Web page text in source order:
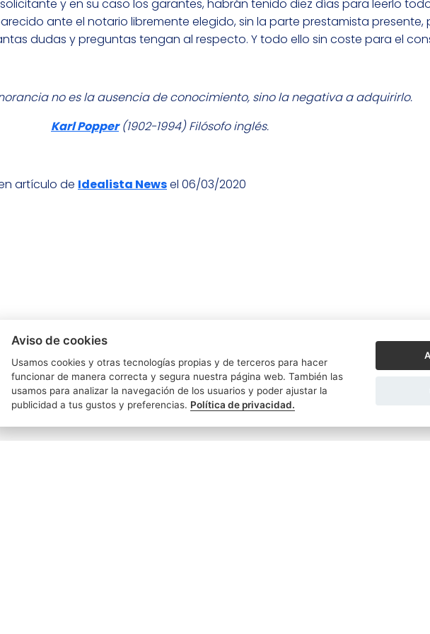
y en su caso los garantes, habrán tenido diez días para leerlo
ante el notario libremente elegido, sin la parte prestamista presente,
dudas y preguntas tengan al respecto. Y todo ello sin coste para el
no es la ausencia de conocimiento, sino la negativa a adquirirlo.
Karl Popper(1902-1994) Filósofo inglés.
artículo de Idealista Newsel 06/03/2020
e Inmuebles
Aviso de cookies
Usamos cookies y otras tecnologías propias y de terceros para hacer
funcionar de manera correcta y segura nuestra página web. También las
usamos para analizar la navegación de los usuarios y poder ajustar la
publicidad a tus gustos y preferencias. Política de privacidad.